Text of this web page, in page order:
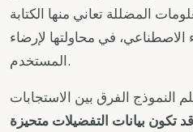
المضللة تعاني منها الكتابة
الاصطناعي، في محاولتها لإرضاء
المستخدم.
النموذج الفرق بين الاستجابات
تكون بيانات التفضيلات متحيزة